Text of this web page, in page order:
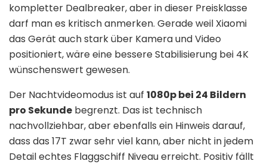
kompletter Dealbreaker, aber in dieser Preisklasse
darf man es kritisch anmerken. Gerade weil Xiaomi
das Gerät auch stark über Kamera und Video
positioniert, wäre eine bessere Stabilisierung bei 4K
wünschenswert gewesen.
Der Nachtvideomodus ist auf 1080p bei 24 Bildern
pro Sekunde begrenzt. Das ist technisch
nachvollziehbar, aber ebenfalls ein Hinweis darauf,
dass das 17T zwar sehr viel kann, aber nicht in jedem
Detail echtes Flaggschiff Niveau erreicht. Positiv fällt